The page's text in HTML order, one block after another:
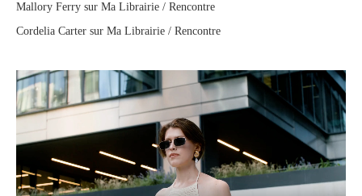
Mallory Ferry sur Ma Librairie / Rencontre
Cordelia Carter sur Ma Librairie / Rencontre